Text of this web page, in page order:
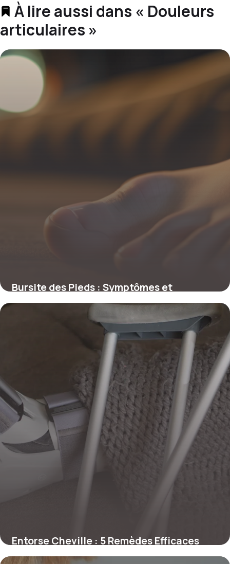
À lire aussi dans « Douleurs
articulaires »
Bursite des Pieds : Symptômes et
Traitements
Entorse Cheville : 5 Remèdes Efficaces
Rapides